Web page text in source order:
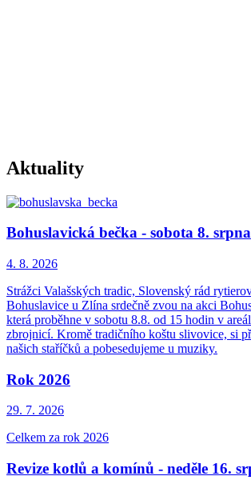
Aktuality
Bohuslavická bečka - sobota 8. srpna
4. 8. 2026
Strážci Valašských tradic, Slovenský rád
Bohuslavice u Zlína srdečně zvou na akci
která proběhne v sobotu 8.8. od 15 hodin v
zbrojnicí. Kromě tradičního koštu slivovice, si
našich staříčků a pobesedujeme u muziky.
Rok 2026
29. 7. 2026
Celkem za rok 2026
Revize kotlů a komínů - neděle 16.